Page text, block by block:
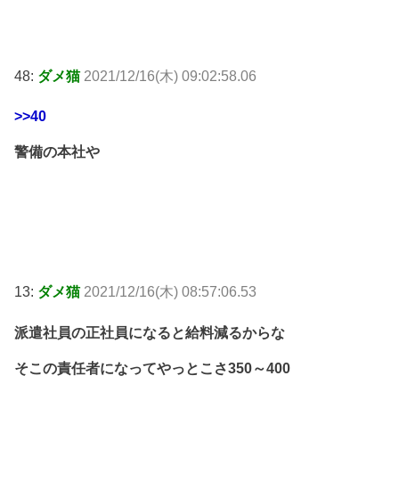
48: ダメ猫 2021/12/16(木) 09:02:58.06
>>40
警備の本社や
13: ダメ猫 2021/12/16(木) 08:57:06.53
派遣社員の正社員になると給料減るからな
そこの責任者になってやっとこさ350～400